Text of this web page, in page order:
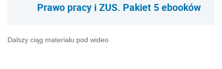
Prawo pracy i ZUS. Pakiet 5 ebooków
Dalszy ciąg materiału pod wideo